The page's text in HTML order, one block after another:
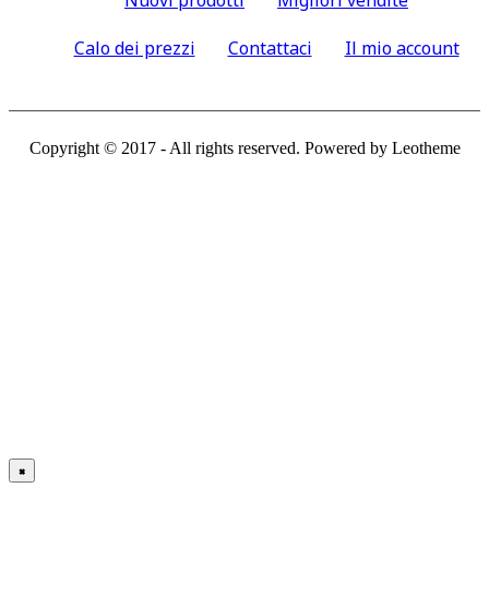
Calo dei prezzi
Contattaci Il mio account
Copyright © 2017 - All rights reserved. Powered by Leotheme
×